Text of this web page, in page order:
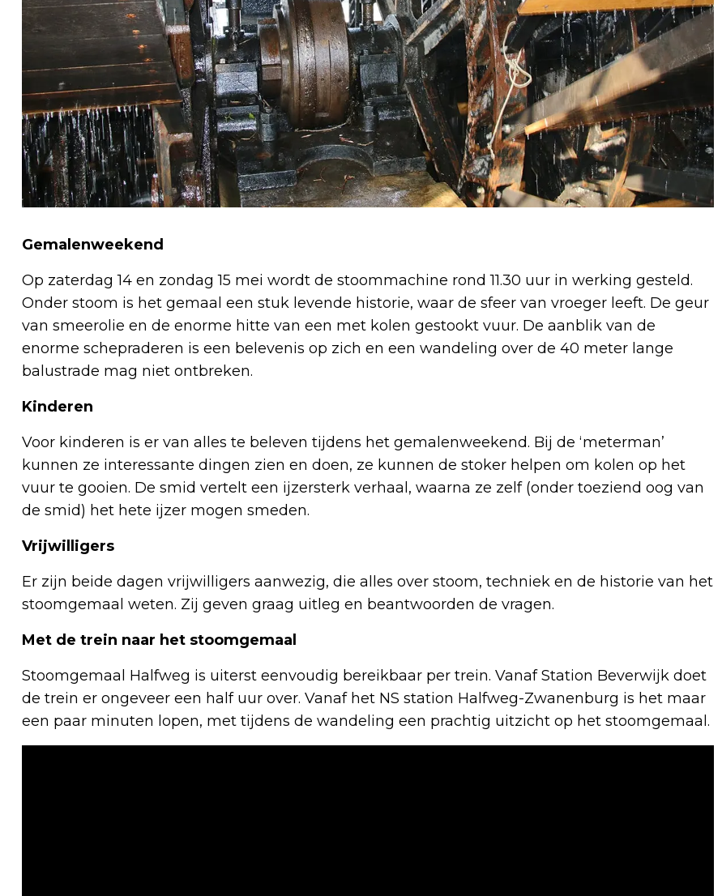
Gemalenweekend
Op zaterdag 14 en zondag 15 mei wordt de stoommachine rond 11.30 uur in werking gesteld.
Onder stoom is het gemaal een stuk levende historie, waar de sfeer van vroeger leeft. De geur
van smeerolie en de enorme hitte van een met kolen gestookt vuur. De aanblik van de
enorme schepraderen is een belevenis op zich en een wandeling over de 40 meter lange
balustrade mag niet ontbreken.
Kinderen
Voor kinderen is er van alles te beleven tijdens het gemalenweekend. Bij de ‘meterman’
kunnen ze interessante dingen zien en doen, ze kunnen de stoker helpen om kolen op het
vuur te gooien. De smid vertelt een ijzersterk verhaal, waarna ze zelf (onder toeziend oog van
de smid) het hete ijzer mogen smeden.
Vrijwilligers
Er zijn beide dagen vrijwilligers aanwezig, die alles over stoom, techniek en de historie van het
stoomgemaal weten. Zij geven graag uitleg en beantwoorden de vragen.
Met de trein naar het stoomgemaal
Stoomgemaal Halfweg is uiterst eenvoudig bereikbaar per trein. Vanaf Station Beverwijk doet
de trein er ongeveer een half uur over. Vanaf het NS station Halfweg-Zwanenburg is het maar
een paar minuten lopen, met tijdens de wandeling een prachtig uitzicht op het stoomgemaal.